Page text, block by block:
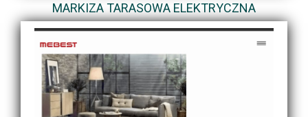
MARKIZA TARASOWA ELEKTRYCZNA